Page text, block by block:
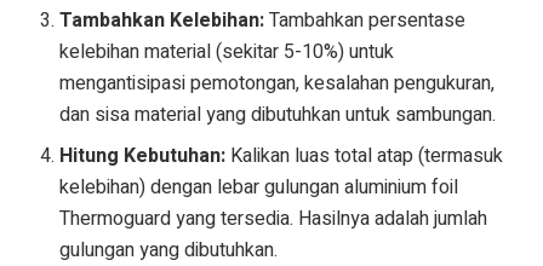
Tambahkan Kelebihan:Tambahkan persentase
kelebihan material (sekitar 5-10%) untuk
mengantisipasi pemotongan, kesalahan pengukuran,
dan sisa material yang dibutuhkan untuk sambungan.
Hitung Kebutuhan: Kalikan luas total atap (termasuk
kelebihan) dengan lebar gulungan aluminium foil
Thermoguard yang tersedia. Hasilnya adalah jumlah
gulungan yang dibutuhkan.